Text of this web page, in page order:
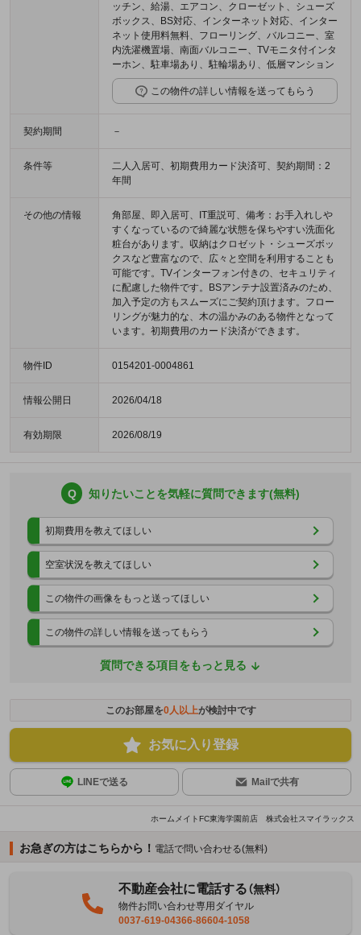
ッチン、給湯、エアコン、クローゼット、シューズ
ボックス、BS対応、インターネット対応、インター
ネット使用料無料、フローリング、バルコニー、室
内洗濯機置場、南面バルコニー、TVモニタ付インタ
ーホン、駐車場あり、駐輪場あり、低層マンション
この物件の詳しい情報を送ってもらう
契約期間 －
条件等
二人入居可、初期費用カード決済可、契約期間：2
年間
その他の情報
角部屋、即入居可、IT重説可、備考：お手入れしや
すくなっているので綺麗な状態を保ちやすい洗面化
粧台があります。収納はクロゼット・シューズボッ
クスなど豊富なので、広々と空間を利用することも
可能です。TVインターフォン付きの、セキュリティ
に配慮した物件です。BSアンテナ設置済みのため、
加入予定の方もスムーズにご契約頂けます。フロー
リングが魅力的な、木の温かみのある物件となって
います。初期費用のカード決済ができます。
物件ID 0154201-0004861
情報公開日 2026/04/18
有効期限 2026/08/19
Q 知りたいことを気軽に質問できます(無料)
初期費用を教えてほしい
空室状況を教えてほしい
この物件の画像をもっと送ってほしい
この物件の詳しい情報を送ってもらう
質問できる項目をもっと見る
このお部屋を0人以上が検討中です
お気に入り登録
LINEで送る Mailで共有
ホームメイトFC東海学園前店 株式会社スマイラックス
お急ぎの方はこちらから！ 電話で問い合わせる(無料)
不動産会社に電話する（無料）
物件お問い合わせ専用ダイヤル
0037-619-04366-86604-1058